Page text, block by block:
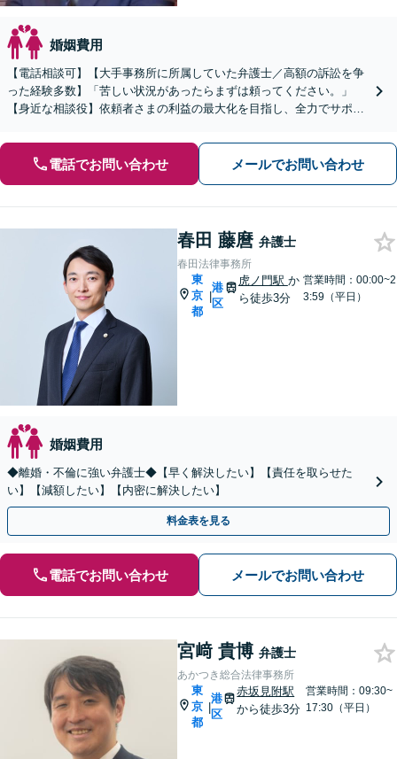
婚姻費用
【電話相談可】【大手事務所に所属していた弁護士／高額の訴訟を争
った経験多数】「苦しい状況があったらまずは頼ってください。」
【身近な相談役】依頼者さまの利益の最大化を目指し、全力でサポー
電話でお問い合わせ メールでお問い合わせ
春田 藤麿 弁護士
春田法律事務所
東
京
都
|
港
区
虎ノ門駅 か
ら徒歩3分
営業時間：00:00~2
3:59（平日）
婚姻費用
◆離婚・不倫に強い弁護士◆【早く解決したい】【責任を取らせた
い】【減額したい】【内密に解決したい】
料金表を見る
電話でお問い合わせ メールでお問い合わせ
宮﨑 貴博 弁護士
あかつき総合法律事務所
東
京
都
|
港
区
赤坂見附駅
から徒歩3分
営業時間：09:30~
17:30（平日）